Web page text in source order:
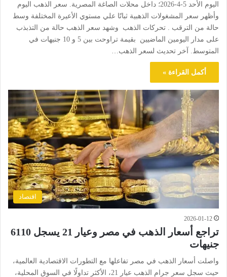
اليوم الأحد 5-4-2026؛ داخل محلات الصاغة المصرية. سعر الذهب اليوم
وأظهر سعر المشغولات الذهبية ثباتًا علي مستوي الأعيرة المختلفة وسط
حالة من الترقب . تحركات الذهب وشهد سعر الذهب حالة من التذبذب
على مدار اليومين الماضيين بقيمة تراوحت بين 5 و 10 جنيهات في
المتوسط. آخر تحديث لسعر الذهب…
أكمل القراءة »
اقتصاد
2026-01-12
تراجع أسعار الذهب في مصر وعيار 21 يسجل 6110
جنيهات
واصلت أسعار الذهب في مصر تفاعلها مع التطورات الاقتصادية العالمية،
حيث سجل سعر جرام الذهب عيار 21، الأكثر تداولًا في السوق المحلية،